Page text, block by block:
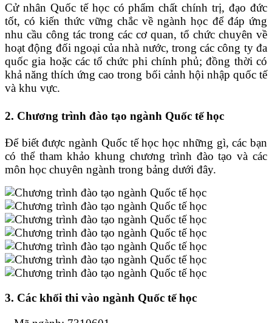
Cử nhân Quốc tế học có phẩm chất chính trị, đạo đức
tốt, có kiến thức vững chắc về ngành học để đáp ứng
nhu cầu công tác trong các cơ quan, tổ chức chuyên về
hoạt động đối ngoại của nhà nước, trong các công ty đa
quốc gia hoặc các tổ chức phi chính phủ; đồng thời có
khả năng thích ứng cao trong bối cảnh hội nhập quốc tế
và khu vực.
2. Chương trình đào tạo ngành Quốc tế học
Để biết được ngành Quốc tế học học những gì, các bạn
có thể tham khảo khung chương trình đào tạo và các
môn học chuyên ngành trong bảng dưới đây.
3. Các khối thi vào ngành Quốc tế học